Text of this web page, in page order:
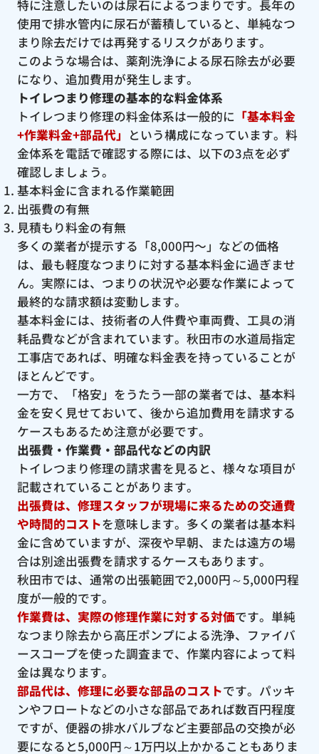
特に注意したいのは尿石によるつまりです。長年の
使用で排水管内に尿石が蓄積していると、単純なつ
まり除去だけでは再発するリスクがあります。
このような場合は、薬剤洗浄による尿石除去が必要
になり、追加費用が発生します。
トイレつまり修理の基本的な料金体系
トイレつまり修理の料金体系は一般的に 「基本料金
+作業料金+部品代」 という構成になっています。料
金体系を電話で確認する際には、以下の3点を必ず
確認しましょう。
基本料金に含まれる作業範囲
出張費の有無
見積もり料金の有無
多くの業者が提示する「8,000円〜」などの価格
は、最も軽度なつまりに対する基本料金に過ぎませ
ん。実際には、つまりの状況や必要な作業によって
最終的な請求額は変動します。
基本料金には、技術者の人件費や車両費、工具の消
耗品費などが含まれています。秋田市の水道局指定
工事店であれば、明確な料金表を持っていることが
ほとんどです。
一方で、「格安」をうたう一部の業者では、基本料
金を安く見せておいて、後から追加費用を請求する
ケースもあるため注意が必要です。
出張費・作業費・部品代などの内訳
トイレつまり修理の請求書を見ると、様々な項目が
記載されていることがあります。
出張費は、修理スタッフが現場に来るための交通費
や時間的コストを意味します。多くの業者は基本料
金に含めていますが、深夜や早朝、または遠方の場
合は別途出張費を請求するケースもあります。
秋田市では、通常の出張範囲で2,000円～5,000円程
度が一般的です。
作業費は、実際の修理作業に対する対価です。単純
なつまり除去から高圧ポンプによる洗浄、ファイバ
ースコープを使った調査まで、作業内容によって料
金は異なります。
部品代は、修理に必要な部品のコストです。パッキ
ンやフロートなどの小さな部品であれば数百円程度
ですが、便器の排水バルブなど主要部品の交換が必
要になると5,000円～1万円以上かかることもありま